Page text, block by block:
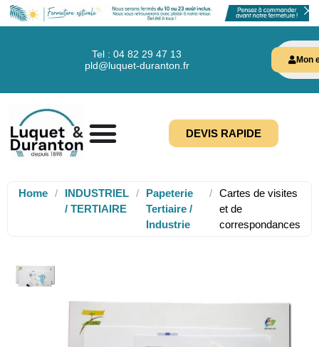
Tel : 04 82 29 47 13
pld@luquet-duranton.fr
Mon
DEVIS RAPIDE
Home /
INDUSTRIEL
/ TERTIAIRE
/
Papeterie
Tertiaire /
Industrie
/ Cartes de visites
et de
correspondances